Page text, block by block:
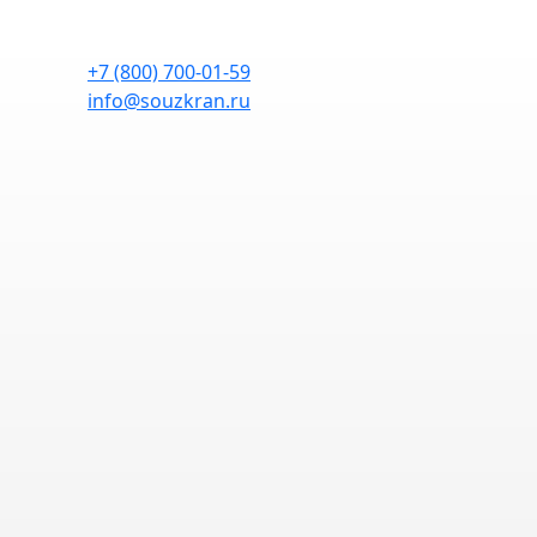
+7 (800) 700-01-59
info@souzkran.ru